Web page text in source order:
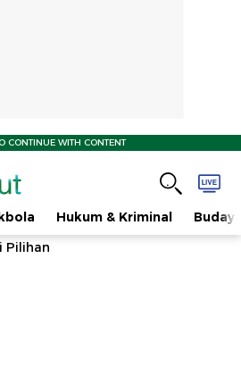
CONTINUE WITH CONTENT
Hukum & Kriminal
Pilihan